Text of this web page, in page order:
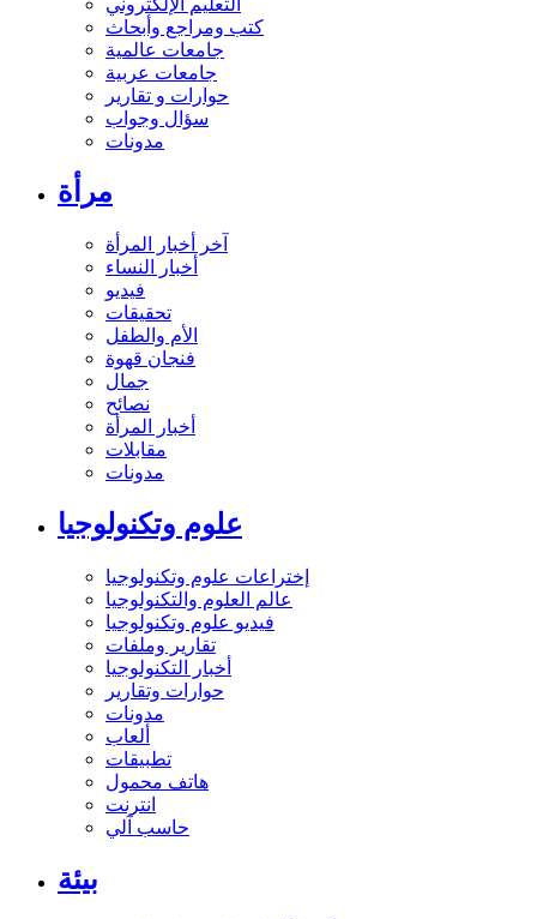
كتب ومراجع وأبحاث
جامعات عالمية
جامعات عربية
حوارات و تقارير
سؤال وجواب
مدونات
مرأة
آخر أخبار المرأة
أخبار النساء
فيديو
تحقيقات
الأم والطفل
فنجان قهوة
جمال
نصائح
أخبار المرأة
مقابلات
مدونات
علوم وتكنولوجيا
إختراعات علوم وتكنولوجيا
عالم العلوم والتكنولوجيا
فيديو علوم وتكنولوجيا
تقارير وملفات
أخبار التكنولوجيا
حوارات وتقارير
مدونات
ألعاب
تطبيقات
هاتف محمول
انترنت
حاسب آلي
بيئة